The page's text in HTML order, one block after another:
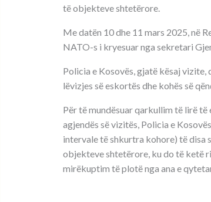
të objekteve shtetërore.
Me datën 10 dhe 11 mars 2025, në
NATO-s i kryesuar nga sekretari
Policia e Kosovës, gjatë kësaj
lëvizjes së eskortës dhe kohës së
Për të mundësuar qarkullim të lirë
agjendës së vizitës, Policia e
intervale të shkurtra kohore) të disa
objekteve shtetërore, ku do të ketë
mirëkuptim të plotë nga ana e